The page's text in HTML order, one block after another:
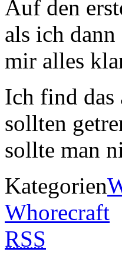
Auf den
als ich
mir alles
Ich find das
sollten
sollte man
Kategorien
Whorecraft
RSS